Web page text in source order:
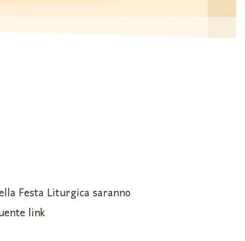
Festa Liturgica saranno
link